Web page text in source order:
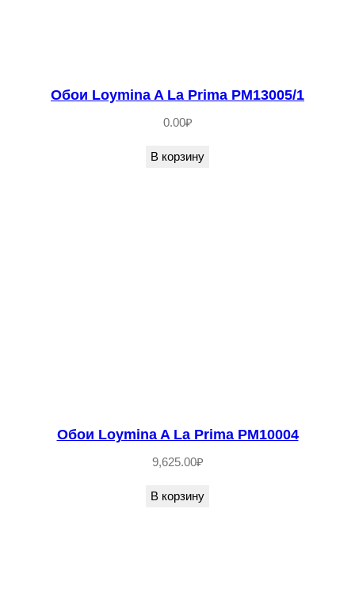
Обои Loymina A La Prima PM13005/1
0.00₽
В корзину
Обои Loymina A La Prima PM10004
9,625.00₽
В корзину